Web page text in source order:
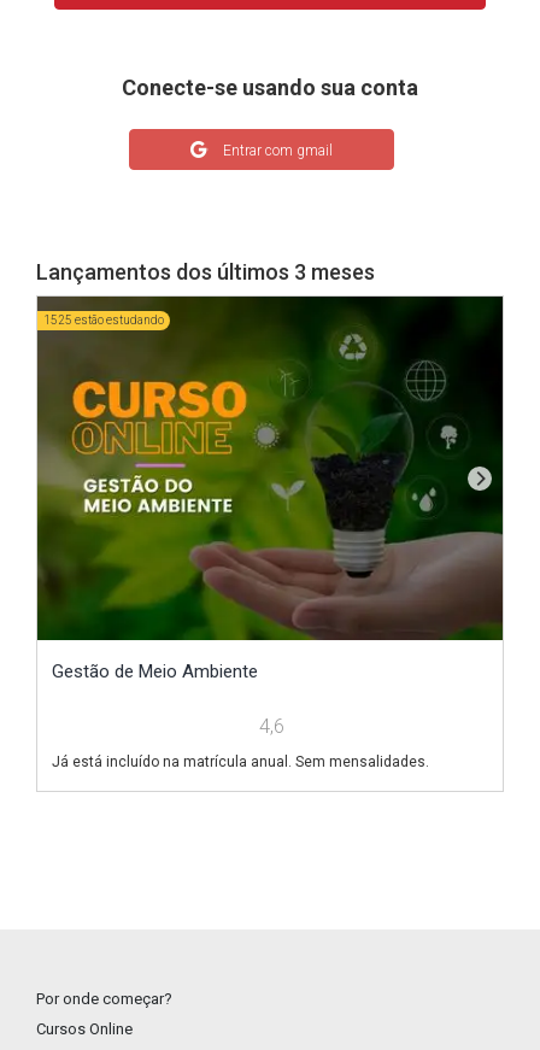
Conecte-se usando sua conta
Entrar com gmail
Lançamentos dos últimos 3 meses
1525 estão estudando
Gestão de Meio Ambiente
4,6
Já está incluído na matrícula anual. Sem mensalidades.
Por onde começar?
Cursos Online